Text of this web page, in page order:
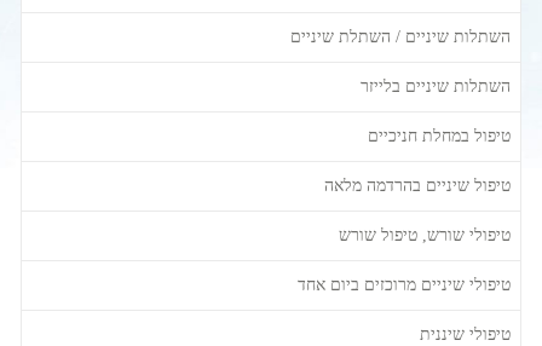
השתלות שיניים / השתלת שיניים
השתלות שיניים בלייזר
טיפול במחלת חניכיים
טיפול שיניים בהרדמה מלאה
טיפולי שורש, טיפול שורש
טיפולי שיניים מרוכזים ביום אחד
טיפולי שיננית